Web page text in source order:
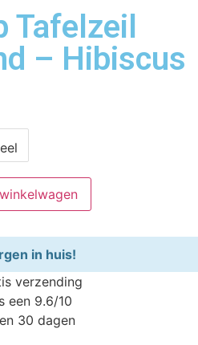
Tafelzeil
– Hibiscus
in huis!
verzending
een 9.6/10
30 dagen